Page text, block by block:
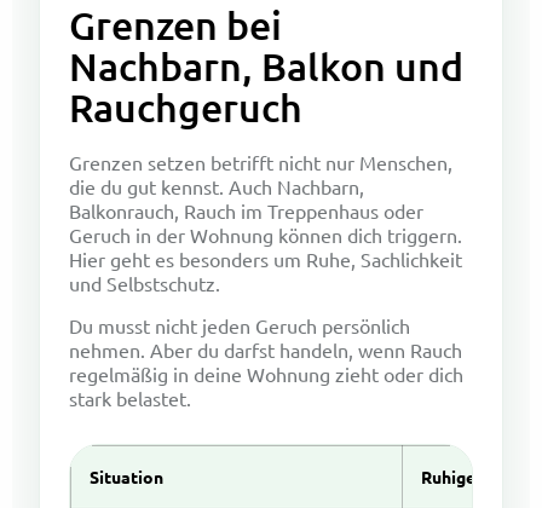
Grenzen bei
Nachbarn, Balkon und
Rauchgeruch
Grenzen setzen betrifft nicht nur Menschen,
die du gut kennst. Auch Nachbarn,
Balkonrauch, Rauch im Treppenhaus oder
Geruch in der Wohnung können dich triggern.
Hier geht es besonders um Ruhe, Sachlichkeit
und Selbstschutz.
Du musst nicht jeden Geruch persönlich
nehmen. Aber du darfst handeln, wenn Rauch
regelmäßig in deine Wohnung zieht oder dich
stark belastet.
Situation Ruhige Grenze